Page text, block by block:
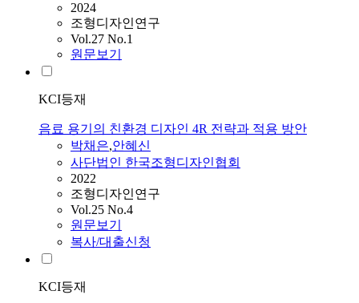
2024
조형디자인연구
Vol.27 No.1
원문보기
KCI등재
음료 용기의 친환경 디자인 4R 전략과 적용 방안
박채은,안혜신
사단법인 한국조형디자인협회
2022
조형디자인연구
Vol.25 No.4
원문보기
복사/대출신청
KCI등재